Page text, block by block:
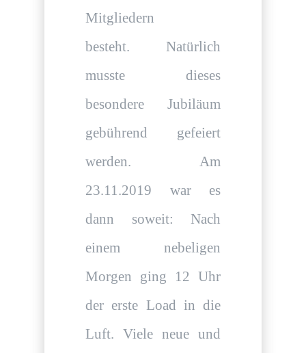
Mitgliedern
besteht. Natürlich
musste dieses
besondere Jubiläum
gebührend gefeiert
werden. Am
23.11.2019 war es
dann soweit: Nach
einem nebeligen
Morgen ging 12 Uhr
der erste Load in die
Luft. Viele neue und